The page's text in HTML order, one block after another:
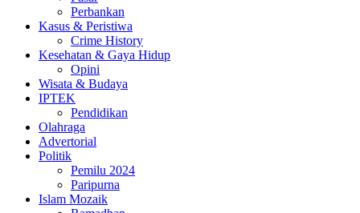
Perbankan
Kasus & Peristiwa
Crime History
Kesehatan & Gaya Hidup
Opini
Wisata & Budaya
IPTEK
Pendidikan
Olahraga
Advertorial
Politik
Pemilu 2024
Paripurna
Islam Mozaik